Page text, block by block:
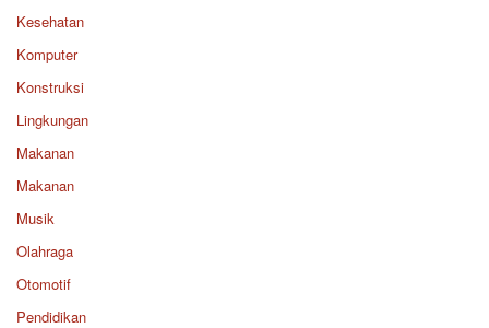
Kesehatan
Komputer
Konstruksi
Lingkungan
Makanan
Makanan
Musik
Olahraga
Otomotif
Pendidikan